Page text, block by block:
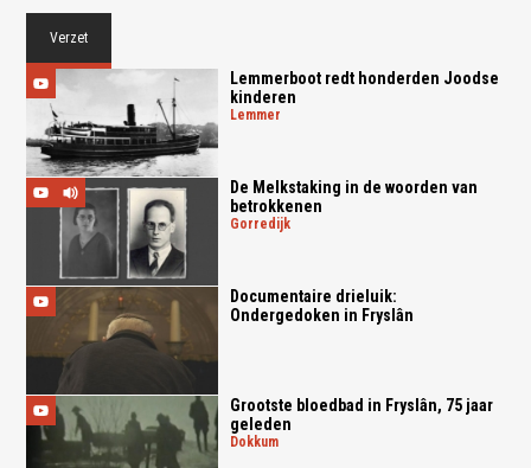
Verzet
Lemmerboot redt honderden Joodse
kinderen
lemmer
De Melkstaking in de woorden van
betrokkenen
gorredijk
Documentaire drieluik:
Ondergedoken in Fryslân
Grootste bloedbad in Fryslân, 75 jaar
geleden
dokkum